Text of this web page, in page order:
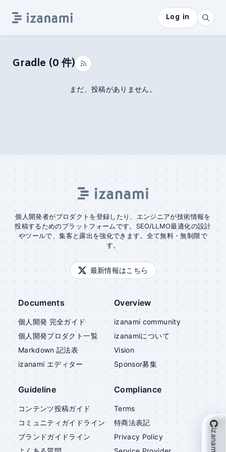
Log in
Gradle (0 件)
まだ、投稿がありません。
個人開発者がプロダクトを登録したり、エンジニアが技術情報を
投稿するためのプラットフォームです。SEO/LLMO最適化の設計
やツールで、集客と露出を強化できます。全て無料・無制限で
す。
最新情報はこちら
Documents
個人開発 完全ガイド
個人開発プロダクト一覧
Markdown 記法表
izanami エディター
Overview
izanami community
izanamiについて
Vision
Sponsor募集
Guideline
コンテンツ投稿ガイド
コミュニティガイドライン
ブランドガイドライン
Compliance
Terms
特商法表記
Privacy Policy